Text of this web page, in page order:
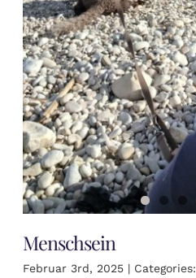
Menschsein
Februar 3rd, 2025 | Categories: